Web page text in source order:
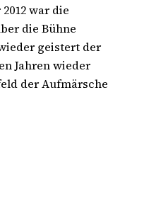
war die
die Bühne
geistert der
Jahren wieder
der Aufmärsche